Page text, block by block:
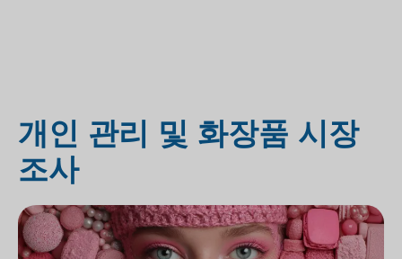
개인 관리 및 화장품 시장
조사